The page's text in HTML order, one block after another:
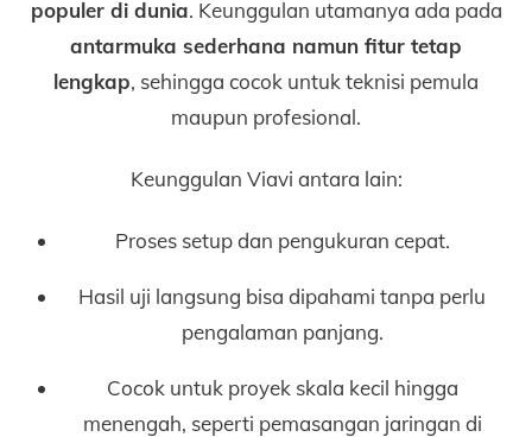
populer di dunia. Keunggulan utamanya ada pada
antarmuka sederhana namun fitur tetap
lengkap, sehingga cocok untuk teknisi pemula
maupun profesional.
Keunggulan Viavi antara lain:
Proses setup dan pengukuran cepat.
Hasil uji langsung bisa dipahami tanpa perlu
pengalaman panjang.
Cocok untuk proyek skala kecil hingga
menengah, seperti pemasangan jaringan di